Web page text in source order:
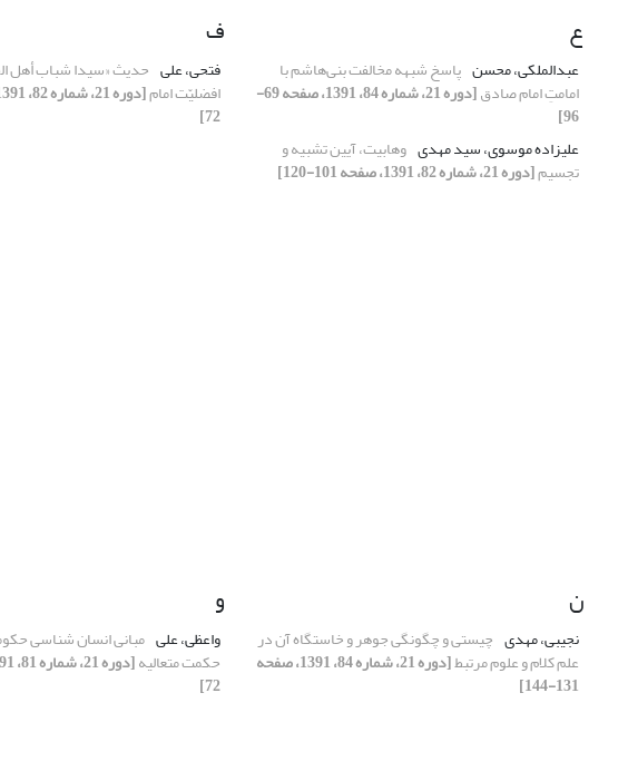
ع
عبدالملکی، محسن پاسخ شبهه مخالفت بنی‌هاشم با
امامتِ امام صادق [دوره 21، شماره 84، 1391، صفحه 69-
96]
علیزاده موسوی، سید مهدی وهابیت، آیین تشبیه و
تجسیم[دوره 21، شماره 82، 1391، صفحه 101-120]
ف
فتحی، علی حدیث «سیدا شباب أهل
افضلیّت امام
72]
ن
نجیبی، مهدی چیستی و چگونگی جوهر و خاستگاه آن در
علم کلام و علوم مرتبط [دوره 21، شماره 84، 1391، صفحه
131-144]
و
واعظی، علی مبانی انسان شناسی
حکمت متعالیه
72]